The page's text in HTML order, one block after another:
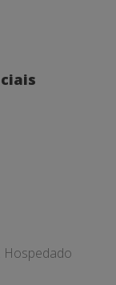
Hospedado